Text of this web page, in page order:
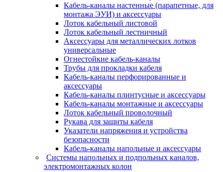
Кабель-каналы настенные (парапетные, для
монтажа ЭУИ) и аксессуары
Лоток кабельный листовой
Лоток кабельный лестничный
Аксессуары для металлических лотков
универсальные
Огнестойкие кабель-каналы
Трубы для прокладки кабеля
Кабель-каналы перфорированные и
аксессуары
Кабель-каналы плинтусные и аксессуары
Кабель-каналы монтажные и аксессуары
Лоток кабельный проволочный
Рукава для защиты кабеля
Указатели напряжения и устройства
безопасности
Кабель-каналы напольные и аксессуары
Системы напольных и подпольных каналов,
электромонтажных колон